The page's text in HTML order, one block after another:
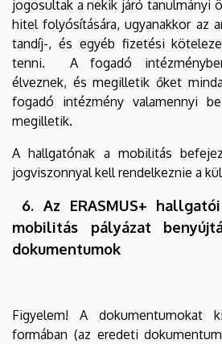
jogosultak a nekik járó tanulmányi
hitel folyósítására, ugyanakkor az
tandíj-, és egyéb fizetési
tenni. A fogadó
élveznek, és megilletik őket
fogadó intézmény valamennyi
megilletik.
A hallgatónak a mobilitás
jogviszonnyal kell rendelkeznie a
6. Az ERASMUS+
mobilitás pályázat
dokumentumok
Figyelem! A dokumentumokat
formában (az eredeti